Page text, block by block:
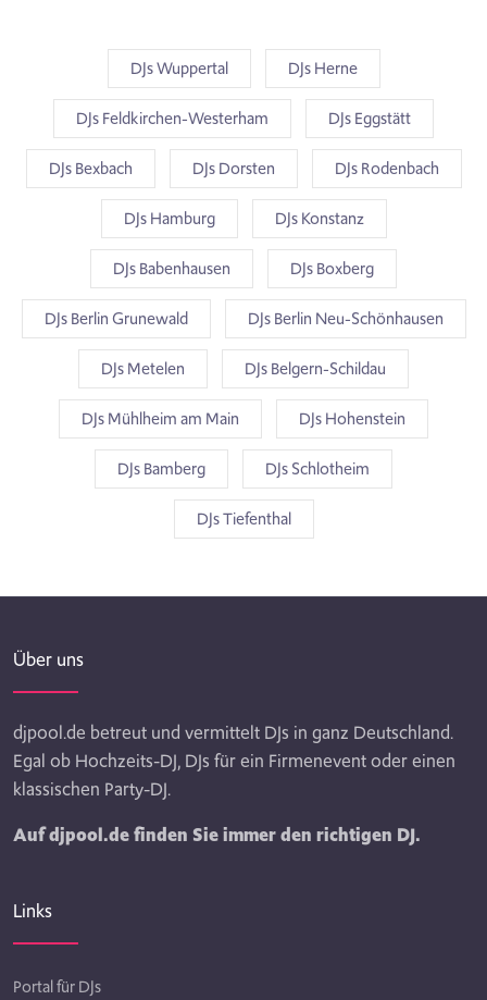
DJs Wuppertal DJs Herne
DJs Feldkirchen-Westerham DJs Eggstätt
DJs Bexbach DJs Dorsten DJs Rodenbach
DJs Hamburg DJs Konstanz
DJs Babenhausen DJs Boxberg
DJs Berlin Grunewald DJs Berlin Neu-Schönhausen
DJs Metelen DJs Belgern-Schildau
DJs Mühlheim am Main DJs Hohenstein
DJs Bamberg DJs Schlotheim
DJs Tiefenthal
Über uns
djpool.de betreut und vermittelt DJs in ganz Deutschland.
Egal ob Hochzeits-DJ, DJs für ein Firmenevent oder einen
klassischen Party-DJ.
Auf djpool.de finden Sie immer den richtigen DJ.
Links
Portal für DJs